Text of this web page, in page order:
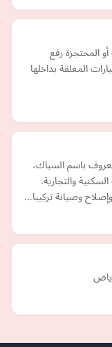
المحتجزة رفع
المغلقة بداخلها
باسم السباك،
والتجارية.
وصيانة تركيبا…